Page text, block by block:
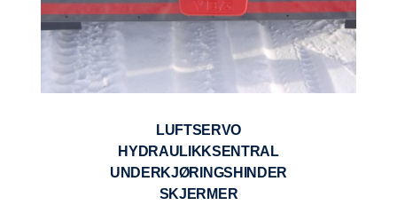
LUFTSERVO
HYDRAULIKKSENTRAL
UNDERKJØRINGSHINDER
SKJERMER